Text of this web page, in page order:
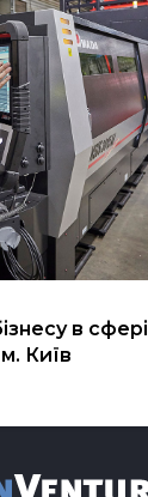
в сфері
Київ